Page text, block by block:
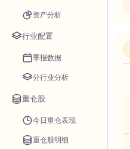
资产分析
行业配置
季报数据
分行业分析
重仓股
今日重仓表现
重仓股明细